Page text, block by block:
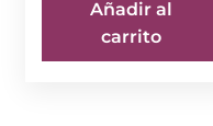
Añadir al
carrito